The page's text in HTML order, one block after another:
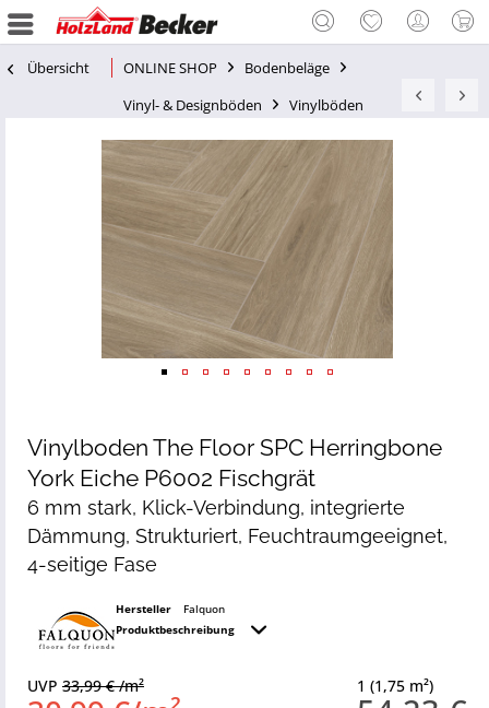
Übersicht ONLINE SHOP
Bodenbeläge
Vinyl- & Designböden
Vinylböden
Vinylboden The Floor SPC Herringbone
York Eiche P6002 Fischgrät
6 mm stark, Klick-Verbindung, integrierte
Dämmung, Strukturiert, Feuchtraumgeeignet,
4-seitige Fase
Hersteller
Falquon
Produktbeschreibung
1 (1,75 m²)
UVP 33,99 € /m²